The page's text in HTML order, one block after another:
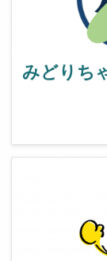
みどりち